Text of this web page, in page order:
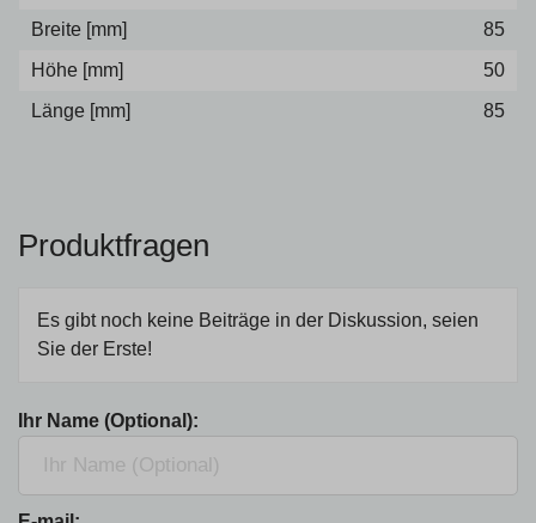
Breite [mm]
85
Höhe [mm]
50
Länge [mm]
85
Produktfragen
Es gibt noch keine Beiträge in der Diskussion, seien
Sie der Erste!
Ihr Name (Optional):